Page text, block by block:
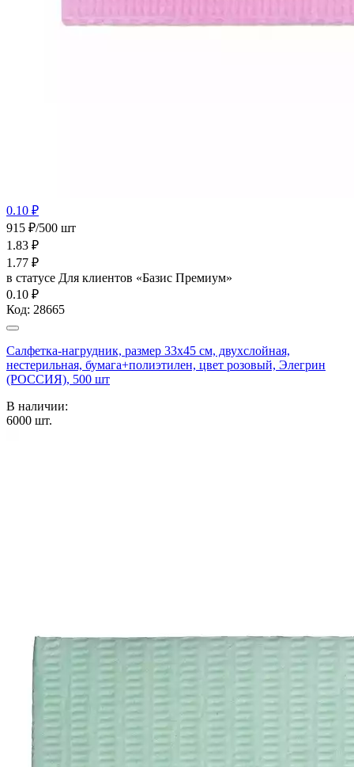
0.10 ₽
915 ₽/500 шт
1.83 ₽
1.77 ₽
в статусе Для клиентов «Базис Премиум»
0.10 ₽
Код: 28665
Салфетка-нагрудник, размер 33х45 см, двухслойная,
нестерильная, бумага+полиэтилен, цвет розовый, Элегрин
(РОССИЯ), 500 шт
В наличии:
6000 шт.